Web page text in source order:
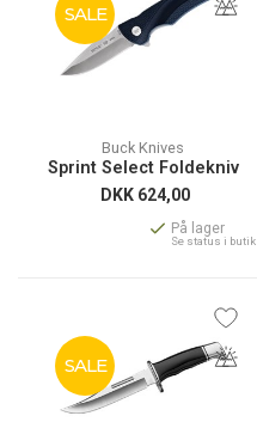
SALE
Buck Knives
Sprint Select Foldekniv
DKK 624,00
På lager
Se status i butik
SALE